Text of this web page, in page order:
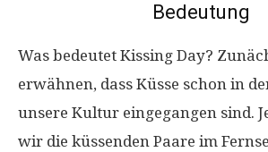
Bedeutung
Was bedeutet Kissing Day?
erwähnen, dass Küsse schon in
unsere Kultur eingegangen sind.
wir die küssenden Paare im